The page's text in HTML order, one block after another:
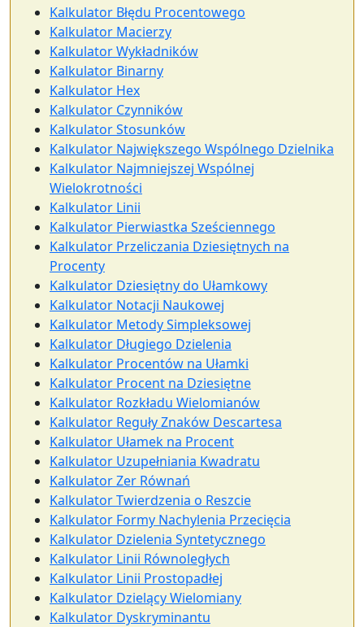
Kalkulator Błędu Procentowego
Kalkulator Macierzy
Kalkulator Wykładników
Kalkulator Binarny
Kalkulator Hex
Kalkulator Czynników
Kalkulator Stosunków
Kalkulator Największego Wspólnego Dzielnika
Kalkulator Najmniejszej Wspólnej
Wielokrotności
Kalkulator Linii
Kalkulator Pierwiastka Sześciennego
Kalkulator Przeliczania Dziesiętnych na
Procenty
Kalkulator Dziesiętny do Ułamkowy
Kalkulator Notacji Naukowej
Kalkulator Metody Simpleksowej
Kalkulator Długiego Dzielenia
Kalkulator Procentów na Ułamki
Kalkulator Procent na Dziesiętne
Kalkulator Rozkładu Wielomianów
Kalkulator Reguły Znaków Descartesa
Kalkulator Ułamek na Procent
Kalkulator Uzupełniania Kwadratu
Kalkulator Zer Równań
Kalkulator Twierdzenia o Reszcie
Kalkulator Formy Nachylenia Przecięcia
Kalkulator Dzielenia Syntetycznego
Kalkulator Linii Równoległych
Kalkulator Linii Prostopadłej
Kalkulator Dzielący Wielomiany
Kalkulator Dyskryminantu